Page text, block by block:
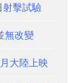
射擊試驗
無改變
大陸上映